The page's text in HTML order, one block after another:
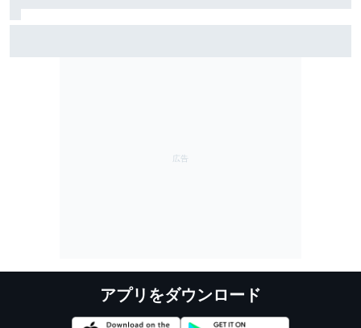
「今までと違うメンタルで臨めている」
アプリをダウンロード